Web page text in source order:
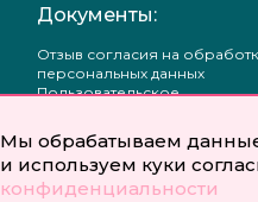
Мы обрабатываем
и используем куки
конфиденциальности
Документы:
Отзыв согласия на
персональных данных
Пользовательское
Политика
конфиденциальности
Положение о защите
персональных данных